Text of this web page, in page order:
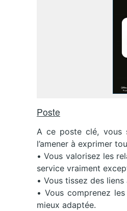
Poste
A ce poste clé, vous
l’amener à exprimer
• Vous valorisez les
service vraiment
• Vous tissez des
• Vous comprenez
mieux adaptée.